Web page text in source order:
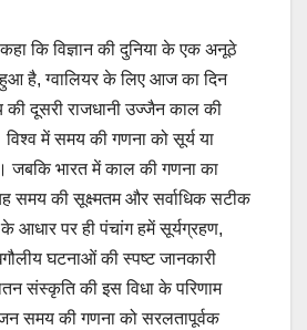
कि विज्ञान की दुनिया के एक अनूठे
है, ग्वालियर के लिए आज का दिन
की दूसरी राजधानी उज्जैन काल की
में समय की गणना को सूर्य या
जबकि भारत में काल की गणना का
समय की सूक्ष्मतम और सर्वाधिक सटीक
आधार पर ही पंचांग हमें सूर्यग्रहण,
घटनाओं की स्पष्ट जानकारी
संस्कृति की इस विधा के परिणाम
समय की गणना को सरलतापूर्वक